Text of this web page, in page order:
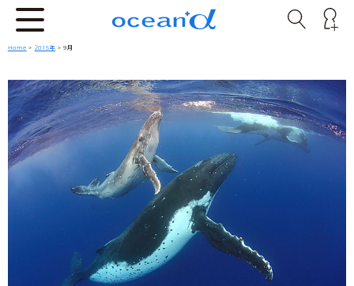
Home > 2015年 > 9月